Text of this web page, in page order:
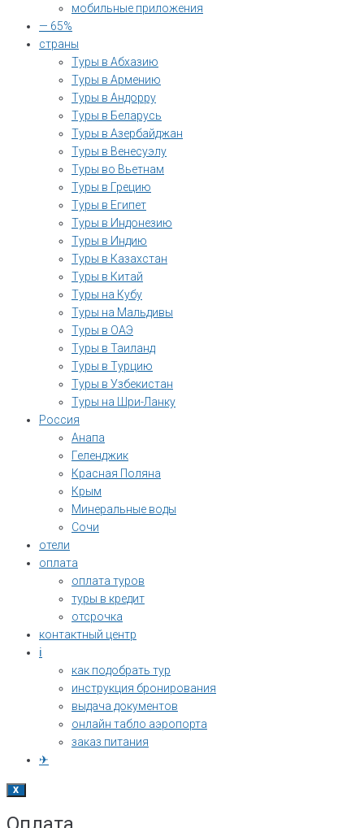
мобильные приложения
— 65%
страны
Туры в Абхазию
Туры в Армению
Туры в Андорру
Туры в Беларусь
Туры в Азербайджан
Туры в Венесуэлу
Туры во Вьетнам
Туры в Грецию
Туры в Египет
Туры в Индонезию
Туры в Индию
Туры в Казахстан
Туры в Китай
Туры на Кубу
Туры на Мальдивы
Туры в ОАЭ
Туры в Таиланд
Туры в Турцию
Туры в Узбекистан
Туры на Шри-Ланку
Россия
Анапа
Геленджик
Красная Поляна
Крым
Минеральные воды
Сочи
отели
оплата
оплата туров
туры в кредит
отсрочка
контактный центр
ℹ
как подобрать тур
инструкция бронирования
выдача документов
онлайн табло аэропорта
заказ питания
✈
X